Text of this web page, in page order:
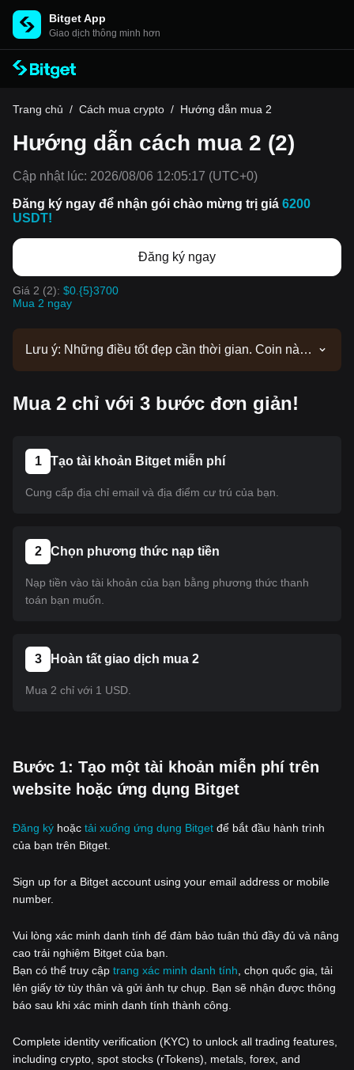
Bitget App
Giao dịch thông minh hơn
Trang chủ / Cách mua crypto / Hướng dẫn mua 2
Hướng dẫn cách mua 2 (2)
Cập nhật lúc: 2026/08/06 12:05:17 (UTC+0)
Đăng ký ngay để nhận gói chào mừng trị giá 6200
USDT!
Đăng ký ngay
Giá 2 (2): $0.{5}3700
Mua 2 ngay
Lưu ý: Những điều tốt đẹp cần thời gian. Coin này
Khi coin này có mặt trên Bitget, bạn có thể làm theo
được niêm yết trên Bitget.
Mua 2 chỉ với 3 bước đơn giản!
1 Tạo tài khoản Bitget miễn phí
Cung cấp địa chỉ email và địa điểm cư trú của bạn.
2 Chọn phương thức nạp tiền
Nạp tiền vào tài khoản của bạn bằng phương thức thanh
toán bạn muốn.
3 Hoàn tất giao dịch mua 2
Mua 2 chỉ với 1 USD.
‌Bước 1: Tạo một tài khoản miễn phí trên
website hoặc ứng dụng Bitget
Đăng ký hoặc tải xuống ứng dụng Bitget để bắt đầu hành trình
của bạn trên Bitget.
Sign up for a Bitget account using your email address or mobile
number.
Vui lòng xác minh danh tính để đảm bảo tuân thủ đầy đủ và nâng
cao trải nghiệm Bitget của bạn.
Bạn có thể truy cập trang xác minh danh tính , chọn quốc gia, tải
lên giấy tờ tùy thân và gửi ảnh tự chụp. Bạn sẽ nhận được thông
báo sau khi xác minh danh tính thành công.
Complete identity verification (KYC) to unlock all trading features,
including crypto, spot stocks (rTokens), metals, forex, and